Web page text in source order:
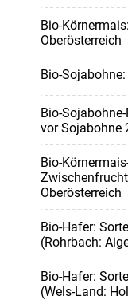
Bio-
Oberösterreich
Bio-
Bio-
vor Sojabohne
Bio-
Oberösterreich
Bio-Hafer:
(Rohrbach:
Bio-Hafer:
(Wels-Land: